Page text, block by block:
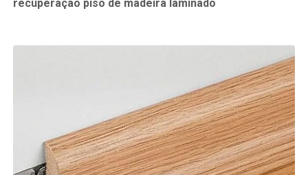
recuperação piso de madeira laminado